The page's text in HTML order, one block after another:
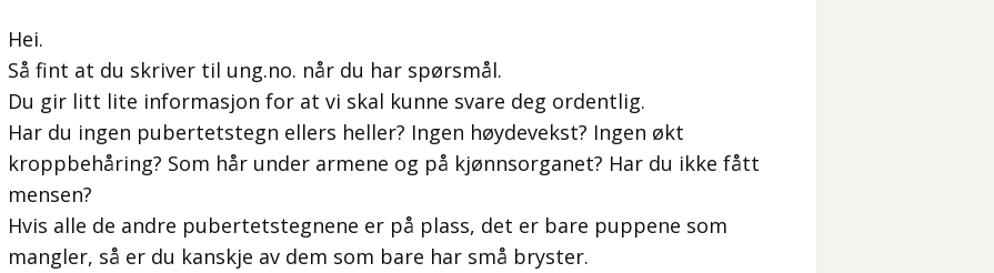
Hei.
Så fint at du skriver til ung.no. når du har spørsmål.
Du gir litt lite informasjon for at vi skal kunne svare deg ordentlig.
Har du ingen pubertetstegn ellers heller? Ingen høydevekst? Ingen økt
kroppbehåring? Som hår under armene og på kjønnsorganet? Har du ikke fått
mensen?
Hvis alle de andre pubertetstegnene er på plass, det er bare puppene som
mangler, så er du kanskje av dem som bare har små bryster.